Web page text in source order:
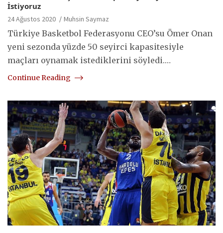
İstiyoruz
24 Ağustos 2020 Muhsin Saymaz
Türkiye Basketbol Federasyonu CEO’su Ömer Onan
yeni sezonda yüzde 50 seyirci kapasitesiyle
maçları oynamak istediklerini söyledi.…
Continue Reading